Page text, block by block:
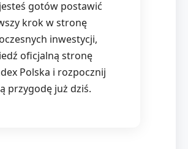
gotów postawić
krok w stronę
inwestycji,
oficjalną stronę
Polska i rozpocznij
przygodę już dziś.